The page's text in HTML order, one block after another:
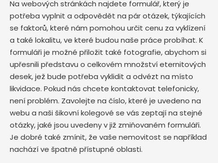
Na webových stránkách najdete formulář, který je
potřeba vyplnit a odpovědět na pár otázek, týkajících
se faktorů, které nám pomohou určit cenu za vyklízení
a také lokalitu, ve které budou naše práce probíhat. K
formuláři je možné přiložit také fotografie, abychom si
upřesnili představu o celkovém množství eternitových
desek, jež bude potřeba vyklidit a odvézt na místo
likvidace. Pokud nás chcete kontaktovat telefonicky,
není problém. Zavolejte na číslo, které je uvedeno na
webu a naši šikovní kolegové se vás zeptají na stejné
otázky, jaké jsou uvedeny v již zmiňovaném formuláři.
Je dobré také zmínit, že vaše nemovitost se například
nachází ve špatně přístupné oblasti.